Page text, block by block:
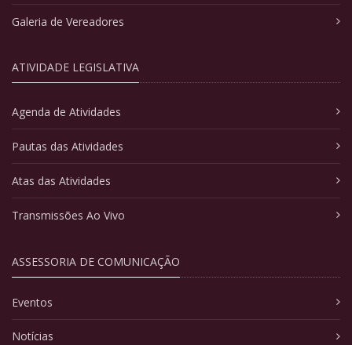
Galeria de Vereadores
ATIVIDADE LEGISLATIVA
Agenda de Atividades
Pautas das Atividades
Atas das Atividades
Transmissões Ao Vivo
ASSESSORIA DE COMUNICAÇÃO
Eventos
Notícias